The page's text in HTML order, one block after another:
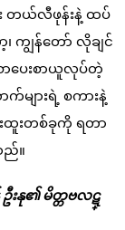
တယ်လီဖုန်းနဲ့ ထပ်
၊ ကျွန်တော် လိုချင်
ာပေးစာယူလုပ်တဲ့
များရဲ့ စကားနဲ့
းထူးတစ်ခုကို ရတာ
ည်။
ဦးနု၏ မိတ္တဗလဋ္